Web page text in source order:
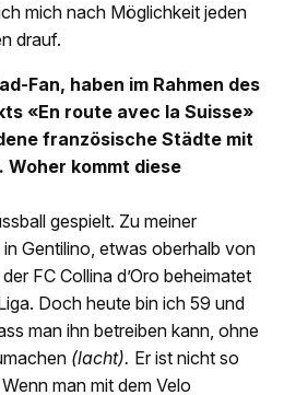
mich nach Möglichkeit jeden
drauf.
Fan, haben im Rahmen des
«En route avec la Suisse»
französische Städte mit
Woher kommt diese
gespielt. Zu meiner
Gentilino, etwas oberhalb von
FC Collina d’Oro beheimatet
Doch heute bin ich 59 und
man ihn betreiben kann, ohne
(lacht). Er ist nicht so
man mit dem Velo